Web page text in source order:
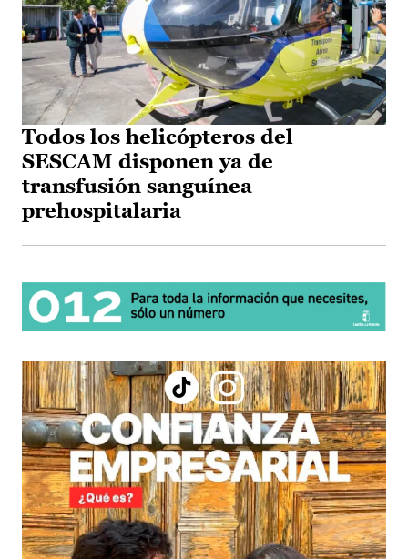
Todos los helicópteros del
SESCAM disponen ya de
transfusión sanguínea
prehospitalaria